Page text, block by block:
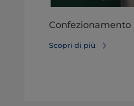
Confezionamento
Scopri di più